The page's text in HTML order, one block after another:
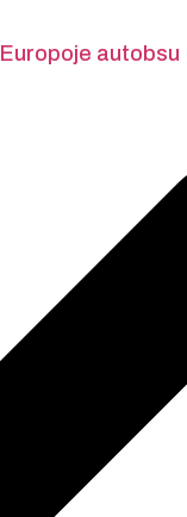
Europoje autobsu